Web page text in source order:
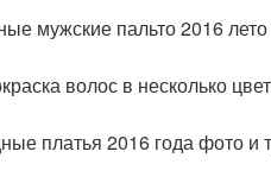
мужские пальто 2016
волос в несколько
платья 2016 года фото и